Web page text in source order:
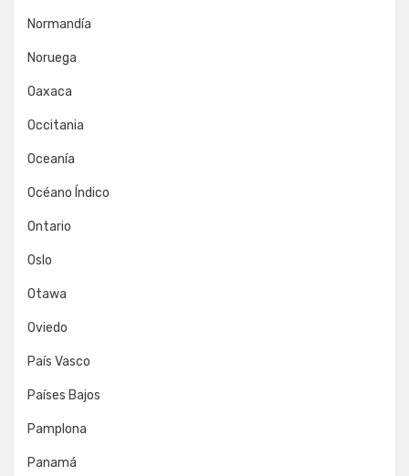
Normandía
Noruega
Oaxaca
Occitania
Oceanía
Océano Índico
Ontario
Oslo
Otawa
Oviedo
País Vasco
Países Bajos
Pamplona
Panamá